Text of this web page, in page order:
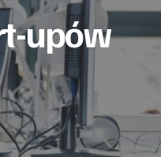
upów